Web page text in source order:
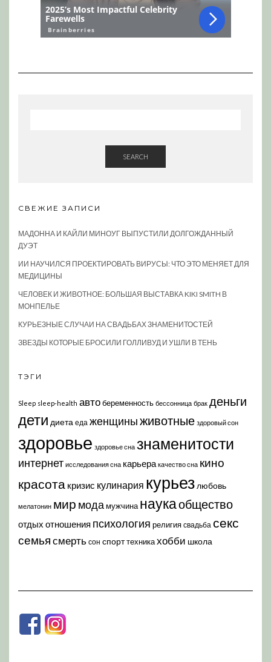
SEARCH
СВЕЖИЕ ЗАПИСИ
МАДОННА И КАЙЛИ МИНОУГ ВЫПУСТИЛИ ДОЛГОЖДАННЫЙ
ДУЭТ
ИИ НАУЧИЛСЯ ПРОЕКТИРОВАТЬ ВИРУСЫ: ЧТО ЭТО МЕНЯЕТ ДЛЯ
МЕДИЦИНЫ
ЧЕЛОВЕК И ЖИВОТНОЕ: БОЛЬШАЯ ВЫСТАВКА KIKI SMITH В
МОНПЕЛЬЕ
КУРЬЕЗНЫЕ СЛУЧАИ НА СВАДЬБАХ ЗНАМЕНИТОСТЕЙ
ЗВЕЗДЫ КОТОРЫЕ БРОСИЛИ ГОЛЛИВУД И УШЛИ В ТЕНЬ
ТЭГИ
Sleep sleep-health автобеременность бессонница брак деньги
дети диета еда женщиныживотные здоровый сон
здоровье здоровье сна знаменитости
интернет исследования сна карьера качество сна кино
красота кризис кулинария курьез любовь
мелатонин мир модамужчина наукаобщество
отдых отношения психология религия свадьба секс
семья смерть сон спорттехникахобби школа